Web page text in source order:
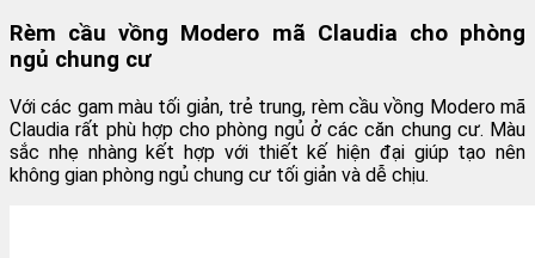
Rèm cầu vồng Modero mã Claudia cho phòng
ngủ chung cư
Với các gam màu tối giản, trẻ trung, rèm cầu vồng Modero mã
Claudia rất phù hợp cho phòng ngủ ở các căn chung cư. Màu
sắc nhẹ nhàng kết hợp với thiết kế hiện đại giúp tạo nên
không gian phòng ngủ chung cư tối giản và dễ chịu.